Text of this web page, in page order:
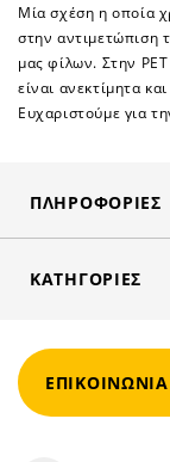
Μία σχέση η οποία
στην αντιμετώπιση
μας φίλων. Στην
είναι ανεκτίμητα
Ευχαριστούμε για
ΠΛΗΡΟΦΟΡΊΕΣ
ΚΑΤΗΓΟΡΊΕΣ
ΕΠΙΚΟΙΝΩΝΊΑ